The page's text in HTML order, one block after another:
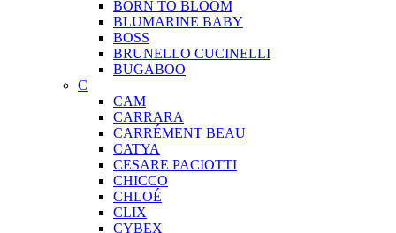
BORN TO BLOOM
BLUMARINE BABY
BOSS
BRUNELLO CUCINELLI
BUGABOO
C
CAM
CARRARA
CARRÉMENT BEAU
CATYA
CESARE PACIOTTI
CHICCO
CHLOÉ
CLIX
CYBEX